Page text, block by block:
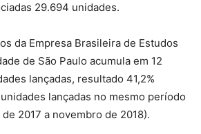
29.694 unidades.
da Empresa Brasileira de Estudos
de São Paulo acumula em 12
lançadas, resultado 41,2%
lançadas no mesmo período
2017 a novembro de 2018).